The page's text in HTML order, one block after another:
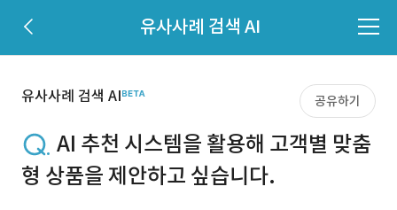
유사사례 검색 AI
유사사례 검색 AI 공유하기
AI 추천 시스템을 활용해 고객별 맞춤
형 상품을 제안하고 싶습니다.